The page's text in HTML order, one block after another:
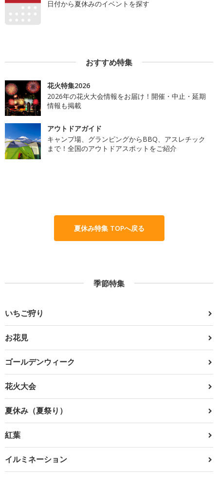
日付から夏休みのイベントを探す
おすすめ特集
花火特集2026
2026年の花火大会情報をお届け！開催・中止・延期
情報も掲載
アウトドアガイド
キャンプ場、グランピングからBBQ、アスレチック
まで！全国のアウトドアスポットをご紹介
夏休み特集 TOPへ戻る
季節特集
いちご狩り
お花見
ゴールデンウィーク
花火大会
夏休み（夏祭り）
紅葉
イルミネーション